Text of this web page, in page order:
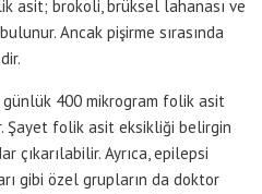
asit; brokoli, brüksel lahanası ve
Ancak pişirme sırasında
400 mikrogram folik asit
Şayet folik asit eksikliği belirgin
çıkarılabilir. Ayrıca, epilepsi
gibi özel grupların da doktor